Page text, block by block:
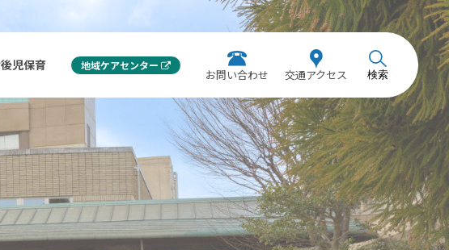
児保育 地域ケアセンター
お問い合わせ 交通アクセス 検索